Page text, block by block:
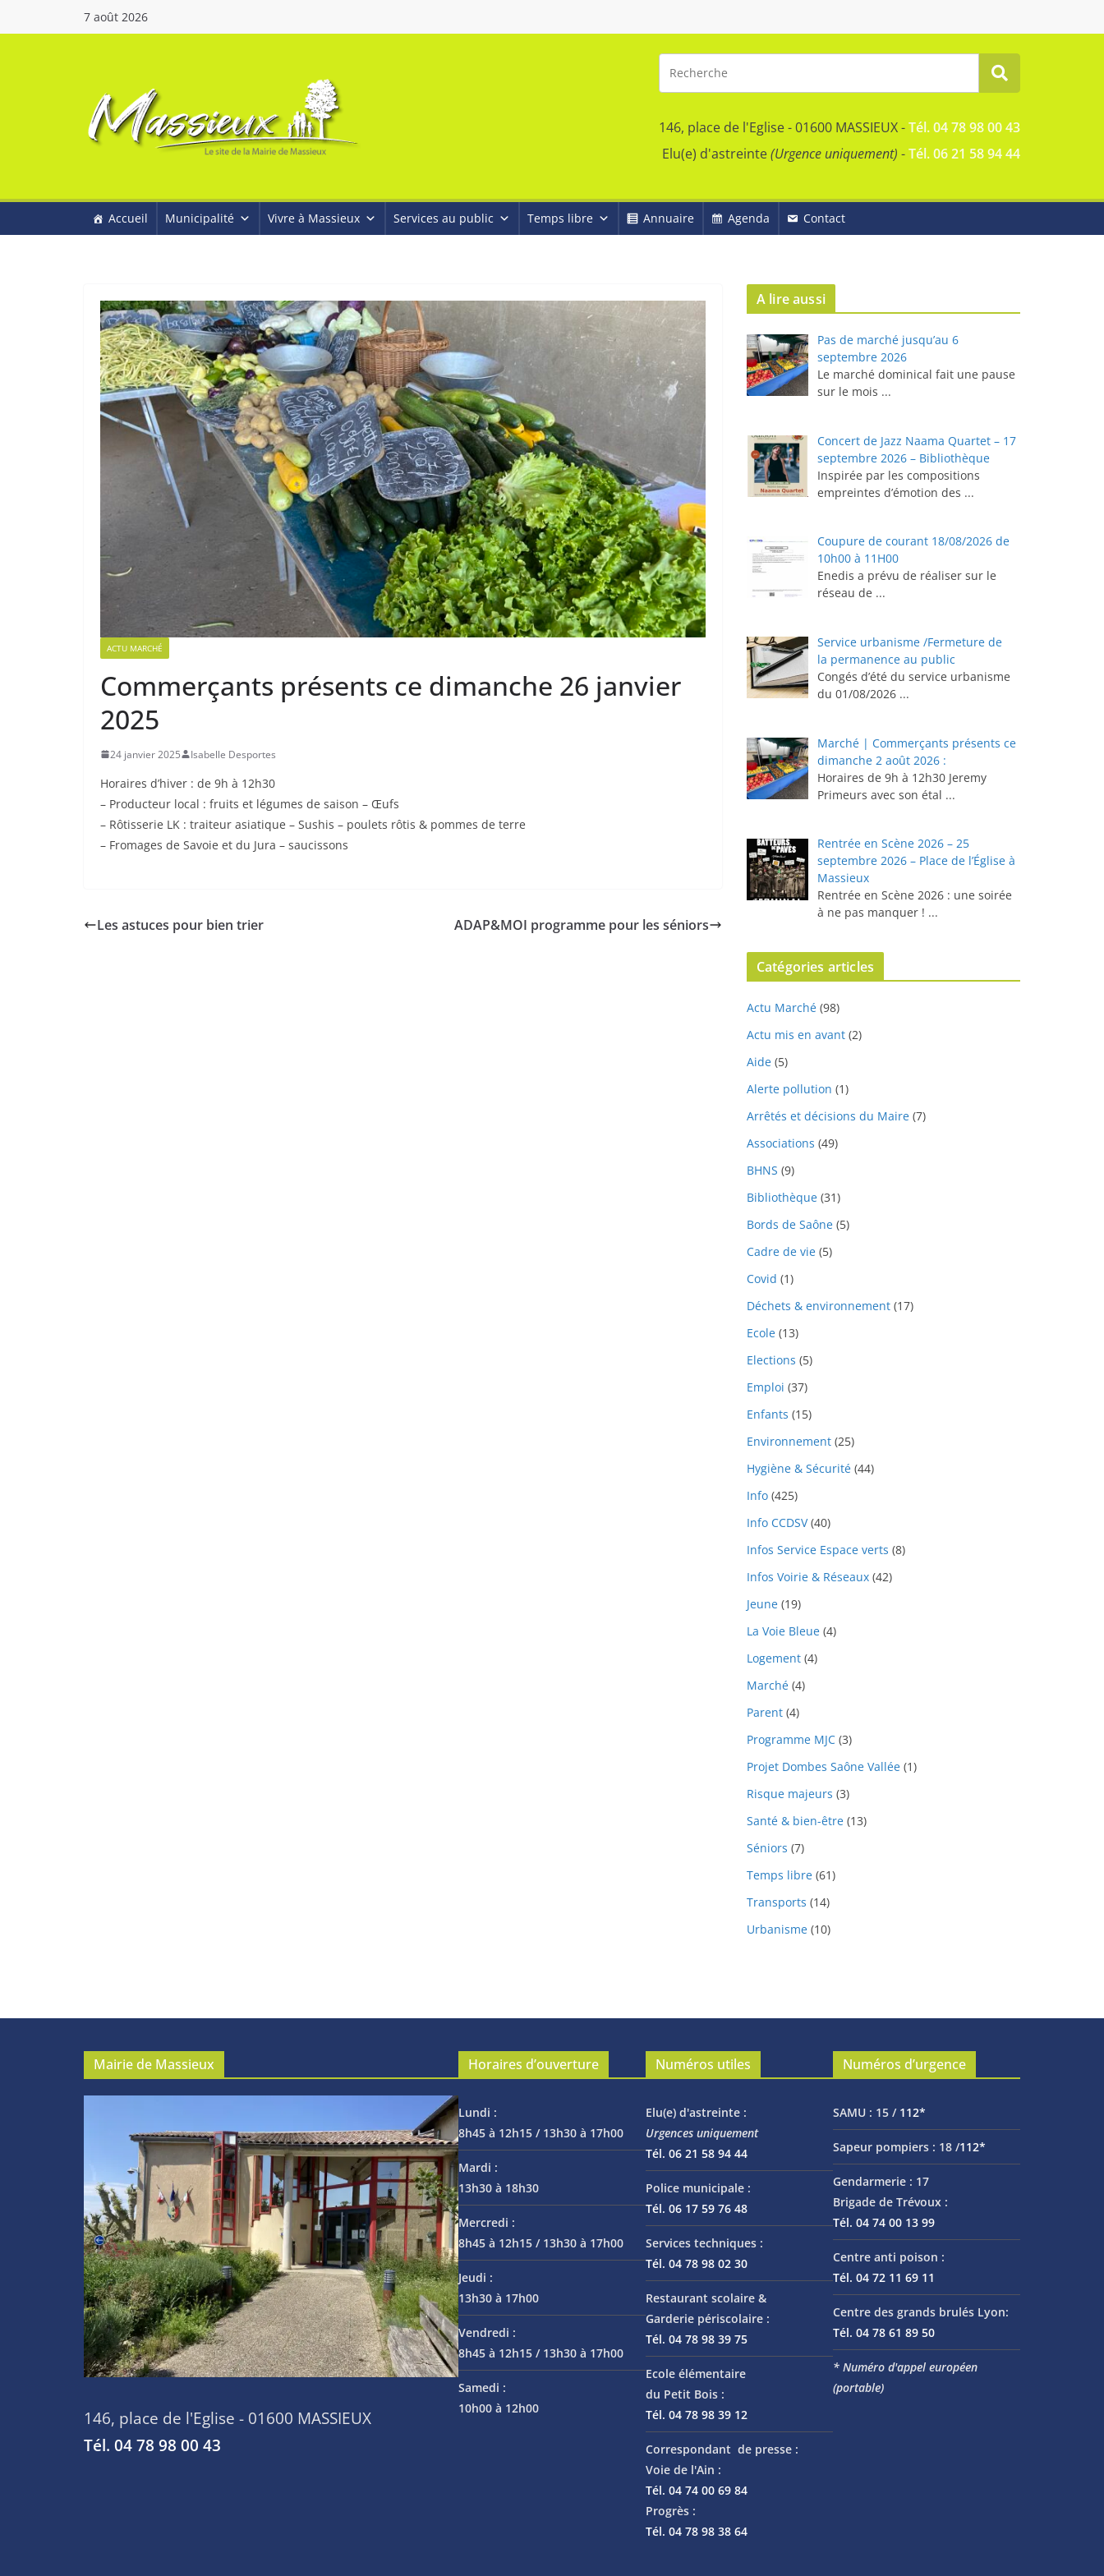
7 août 2026
146, place de l'Eglise - 01600 MASSIEUX -Tél. 04 78 98 00 43
Elu(e) d'astreinte(Urgence uniquement) -Tél. 06 21 58 94 44
Accueil Municipalité Vivre à Massieux Services au public Temps libre Annuaire Agenda Contact
ACTU MARCHÉ
Commerçants présents ce dimanche 26 janvier
2025
24 janvier 2025 Isabelle Desportes
Horaires d’hiver : de 9h à 12h30
– Producteur local : fruits et légumes de saison – Œufs
– ⁠Rôtisserie LK : traiteur asiatique – Sushis – poulets rôtis & pommes de terre
– ⁠Fromages de Savoie et du Jura – saucissons
Les astuces pour bien trier ADAP&MOI programme pour les séniors
A lire aussi
Pas de marché jusqu’au 6
septembre 2026
Le marché dominical fait une pause
sur le mois ...
Concert de Jazz Naama Quartet – 17
septembre 2026 – Bibliothèque
Inspirée par les compositions
empreintes d’émotion des ...
Coupure de courant 18/08/2026 de
10h00 à 11H00
Enedis a prévu de réaliser sur le
réseau de ...
Service urbanisme /Fermeture de
la permanence au public
Congés d’été du service urbanisme
du 01/08/2026 ...
Marché | Commerçants présents ce
dimanche 2 août 2026 :
Horaires de 9h à 12h30 ⁠Jeremy
Primeurs avec son étal ...
Rentrée en Scène 2026 – 25
septembre 2026 – Place de l’Église à
Massieux
Rentrée en Scène 2026 : une soirée
à ne pas manquer ! ...
Catégories articles
Actu Marché (98)
Actu mis en avant (2)
Aide (5)
Alerte pollution (1)
Arrêtés et décisions du Maire (7)
Associations (49)
BHNS (9)
Bibliothèque (31)
Bords de Saône (5)
Cadre de vie (5)
Covid (1)
Déchets & environnement (17)
Ecole (13)
Elections (5)
Emploi (37)
Enfants (15)
Environnement (25)
Hygiène & Sécurité (44)
Info (425)
Info CCDSV(40)
Infos Service Espace verts (8)
Infos Voirie & Réseaux (42)
Jeune (19)
La Voie Bleue (4)
Logement (4)
Marché (4)
Parent (4)
Programme MJC (3)
Projet Dombes Saône Vallée (1)
Risque majeurs (3)
Santé & bien-être (13)
Séniors (7)
Temps libre (61)
Transports (14)
Urbanisme (10)
Mairie de Massieux
146, place de l'Eglise - 01600 MASSIEUX
Tél. 04 78 98 00 43
Horaires d’ouverture
Lundi :
8h45 à 12h15 / 13h30 à 17h00
Mardi :
13h30 à 18h30
Mercredi :
8h45 à 12h15 / 13h30 à 17h00
Jeudi :
13h30 à 17h00
Vendredi :
8h45 à 12h15 / 13h30 à 17h00
Samedi :
10h00 à 12h00
Numéros utiles
Elu(e) d'astreinte :
Urgences uniquement
Tél. 06 21 58 94 44
Police municipale :
Tél. 06 17 59 76 48
Services techniques :
Tél. 04 78 98 02 30
Restaurant scolaire &
Garderie périscolaire :
Tél. 04 78 98 39 75
Ecole élémentaire
du Petit Bois :
Tél. 04 78 98 39 12
Correspondant de presse :
Voie de l'Ain :
Tél. 04 74 00 69 84
Progrès :
Tél. 04 78 98 38 64
Numéros d’urgence
SAMU : 15 / 112*
Sapeur pompiers : 18 /112*
Gendarmerie : 17
Brigade de Trévoux :
Tél. 04 74 00 13 99
Centre anti poison :
Tél. 04 72 11 69 11
Centre des grands brulés Lyon:
Tél. 04 78 61 89 50
* Numéro d'appel européen
(portable)